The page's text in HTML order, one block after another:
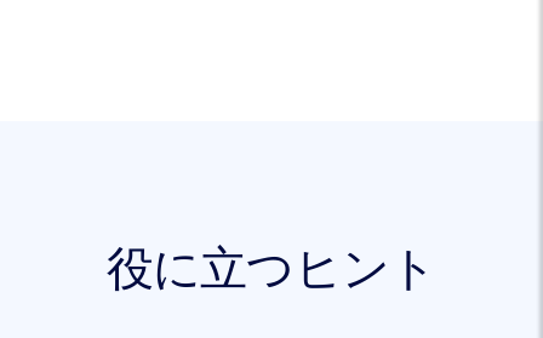
役に立つヒント